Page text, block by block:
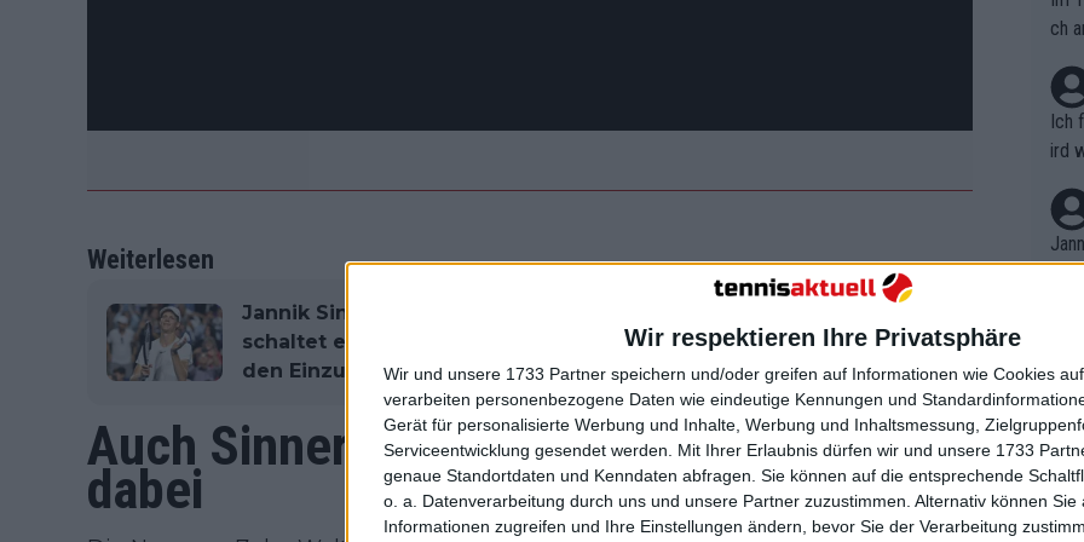
Wir respektieren Ihre Privatsphäre
Wir und unsere 1733 Partner speichern und/oder greifen auf Informationen wie Cookies
verarbeiten personenbezogene Daten wie eindeutige Kennungen und
Gerät für personalisierte Werbung und Inhalte, Werbung und Inhaltsmessung,
Serviceentwicklung gesendet werden. Mit Ihrer Erlaubnis dürfen wir und unsere 1733
genaue Standortdaten und Kenndaten abfragen. Sie können auf die entsprechende
o. a. Datenverarbeitung durch uns und unsere Partner zuzustimmen. Alternativ können Sie
Informationen zugreifen und Ihre Einstellungen ändern, bevor Sie der Verarbeitung
Weiterlesen
Jannik Sinners bemerkenswerter Sieg bei den US Open: Er
schaltet einen hartnäckigen Wawrinka aus und sichert sich
den Einzug in die zweite Woche
Auch Sinner, Dimitrov und Struff sind
dabei
ch
Ich
ird
r in
em
t,
B.
on
n
nt.